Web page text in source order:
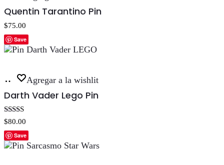
carrito
Quentin Tarantino Pin
$75.00
Save
Añadir
carrito
Agregar a la wishlit
Darth Vader Lego Pin
Valorado con
de 5
$80.00
Save